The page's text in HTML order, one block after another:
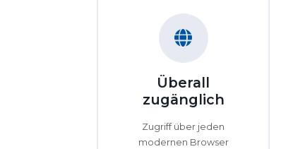
Überall
zugänglich
Zugriff über jeden
modernen Browser